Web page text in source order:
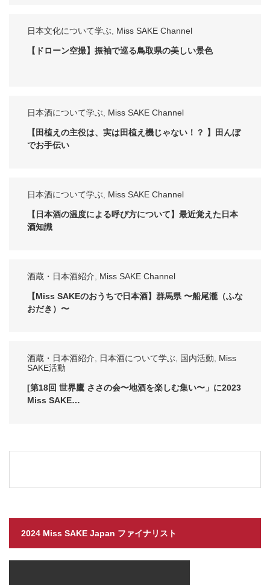
日本文化について学ぶ Miss SAKE Channel
【ドローン空撮】振袖で巡る鳥取県の美しい景色
日本酒について学ぶ Miss SAKE Channel
【田植えの主役は、実は田植え機じゃない！？ 】田んぼ
でお手伝い
日本酒について学ぶ Miss SAKE Channel
【日本酒の温度による呼び方について】最近覚えた日本
酒知識
酒蔵・日本酒紹介 Miss SAKE Channel
【Miss SAKEのおうちで日本酒】群馬県 〜船尾瀧（ふな
おだき）〜
酒蔵・日本酒紹介 日本酒について学ぶ 国内活動
Miss
SAKE活動
[第18回 世界鷹 ささの会〜地酒を楽しむ集い〜」に2023
Miss SAKE…
2024 Miss SAKE Japan ファイナリスト